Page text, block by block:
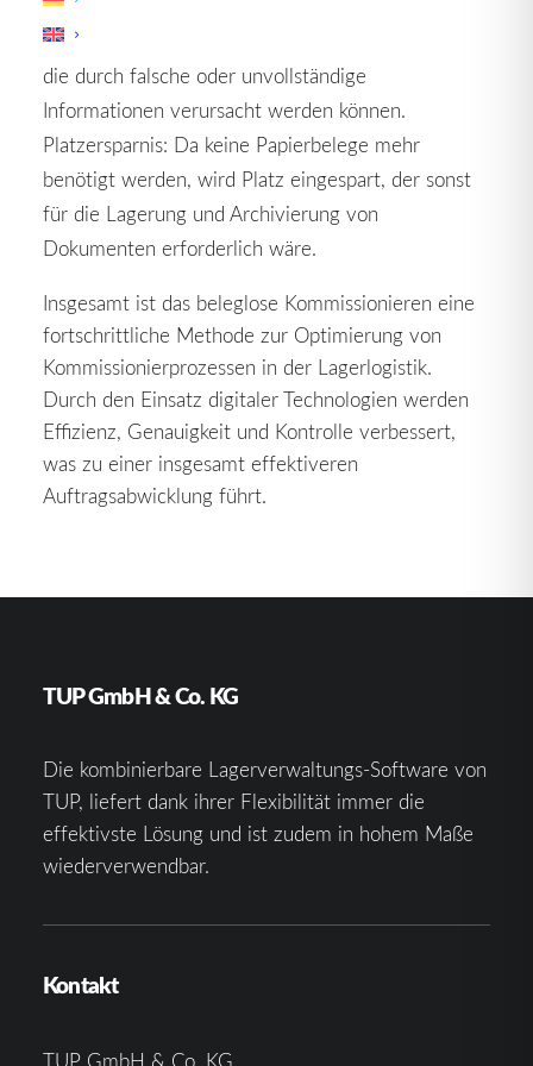
Fehlerreduzierung: Die Vermeidung von
Papierbelegen minimiert das Risiko von Fehlern,
die durch falsche oder unvollständige
Informationen verursacht werden können.
Platzersparnis: Da keine Papierbelege mehr
benötigt werden, wird Platz eingespart, der sonst
für die Lagerung und Archivierung von
Dokumenten erforderlich wäre.
Insgesamt ist das beleglose Kommissionieren eine
fortschrittliche Methode zur Optimierung von
Kommissionierprozessen in der Lagerlogistik.
Durch den Einsatz digitaler Technologien werden
Effizienz, Genauigkeit und Kontrolle verbessert,
was zu einer insgesamt effektiveren
Auftragsabwicklung führt.
TUP GmbH & Co. KG
Die kombinierbare Lagerverwaltungs-Software von
TUP, liefert dank ihrer Flexibilität immer die
effektivste Lösung und ist zudem in hohem Maße
wiederverwendbar.
Kontakt